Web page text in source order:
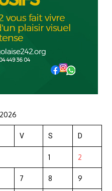
V S D
1 2
7 8 9